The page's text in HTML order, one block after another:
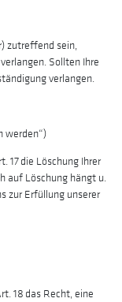
zutreffend sein,
Sollten Ihre
verlangen.
werden“)
17 die Löschung Ihrer
auf Löschung hängt u.
zur Erfüllung unserer
18 das Recht, eine